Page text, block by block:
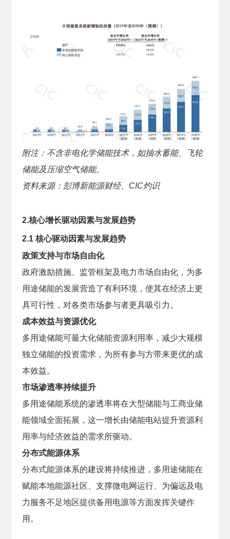
附注：不含非电化学储能技术，如抽水蓄能、飞轮
储能及压缩空气储能。
资料来源：彭博新能源财经、CIC灼识
2.核心增长驱动因素与发展趋势
2.1 核心驱动因素与发展趋势
政策支持与市场自由化
政府激励措施、监管框架及电力市场自由化，为多
用途储能的发展营造了有利环境，使其在经济上更
具可行性，对各类市场参与者更具吸引力。
成本效益与资源优化
多用途储能可最大化储能资源利用率，减少大规模
独立储能的投资需求，为所有参与方带来更优的成
本效益。
市场渗透率持续提升
多用途储能系统的渗透率将在大型储能与工商业储
能领域全面拓展，这一增长由储能电站提升资源利
用率与经济效益的需求所驱动。
分布式能源体系
分布式能源体系的建设将持续推进，多用途储能在
赋能本地能源社区、支撑微电网运行、为偏远及电
力服务不足地区提供备用电源等方面发挥关键作
用。